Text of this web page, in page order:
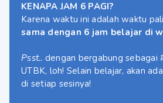
KENAPA JAM 6 PAGI?
Karena waktu ini adalah waktu
sama dengan 6 jam belajar di
Psst.. dengan bergabung sebagai
UTBK, loh! Selain belajar, akan
di setiap sesinya!